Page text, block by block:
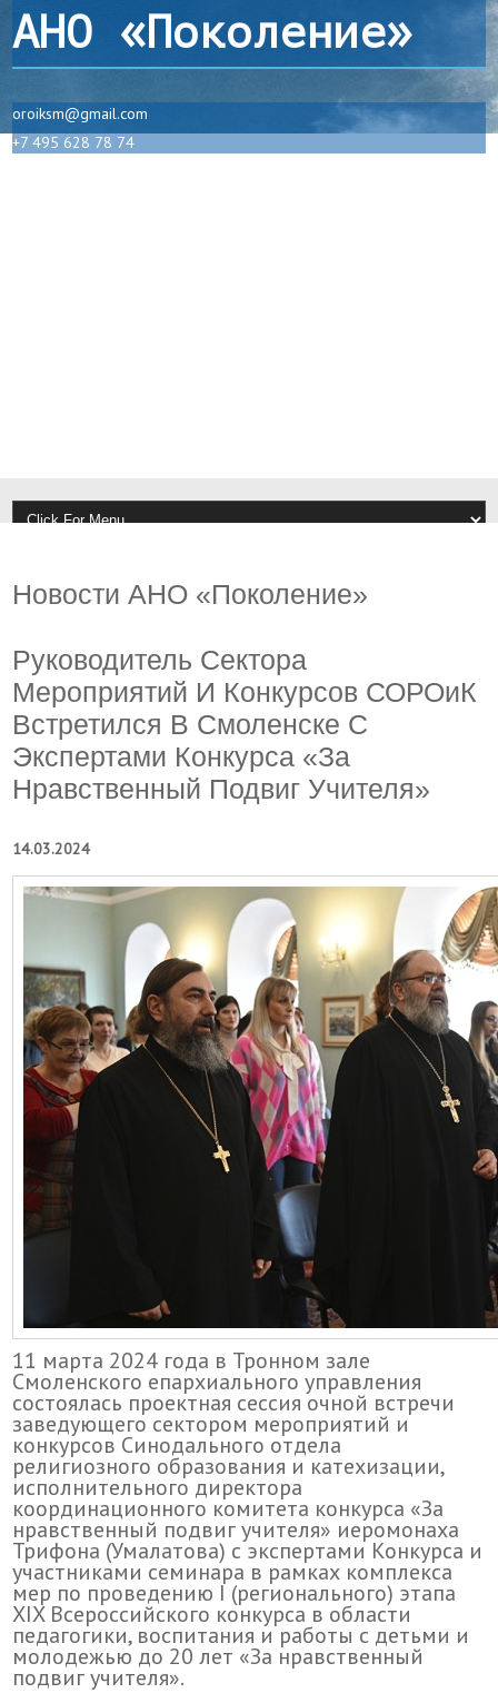
АНО «Поколение»
oroiksm@gmail.com
+7 495 628 78 74
Новости АНО «Поколение»
Руководитель Сектора
Мероприятий И Конкурсов СОРОиК
Встретился В Смоленске С
Экспертами Конкурса «За
Нравственный Подвиг Учителя»
14.03.2024
11 марта 2024 года в Тронном зале
Смоленского епархиального управления
состоялась проектная сессия очной встречи
заведующего сектором мероприятий и
конкурсов Синодального отдела
религиозного образования и катехизации,
исполнительного директора
координационного комитета конкурса «За
нравственный подвиг учителя» иеромонаха
Трифона (Умалатова) с экспертами Конкурса и
участниками семинара в рамках комплекса
мер по проведению I (регионального) этапа
XIX Всероссийского конкурса в области
педагогики, воспитания и работы с детьми и
молодежью до 20 лет «За нравственный
подвиг учителя».